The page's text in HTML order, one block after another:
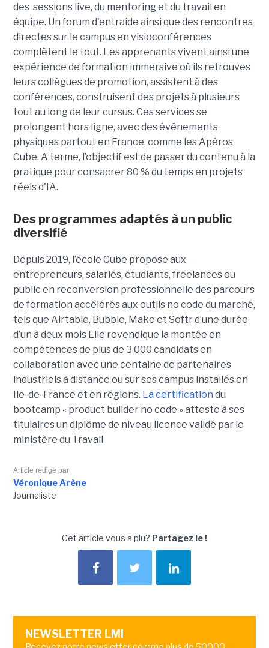
des sessions live, du mentoring et du travail en
équipe. Un forum d'entraide ainsi que des rencontres
directes sur le campus en visioconférences
complètent le tout. Les apprenants vivent ainsi une
expérience de formation immersive où ils retrouves
leurs collègues de promotion, assistent à des
conférences, construisent des projets à plusieurs
tout au long de leur cursus. Ces services se
prolongent hors ligne, avec des événements
physiques partout en France, comme les Apéros
Cube. A terme, l’objectif est de passer du contenu à la
pratique pour consacrer 80 % du temps en projets
réels d'IA.
Des programmes adaptés à un public
diversifié
Depuis 2019, l’école Cube propose aux
entrepreneurs, salariés, étudiants, freelances ou
public en reconversion professionnelle des parcours
de formation accélérés aux outils no code du marché,
tels que Airtable, Bubble, Make et Softr d’une durée
d’un à deux mois Elle revendique la montée en
compétences de plus de 3 000 candidats en
collaboration avec une centaine de partenaires
industriels à distance ou sur ses campus installés en
Ile-de-France et en régions. La certification du
bootcamp « product builder no code » atteste à ses
titulaires un diplôme de niveau licence validé par le
ministère du Travail
Article rédigé par
Véronique Arène
Journaliste
Cet article vous a plu? Partagez le !
NEWSLETTER LMI